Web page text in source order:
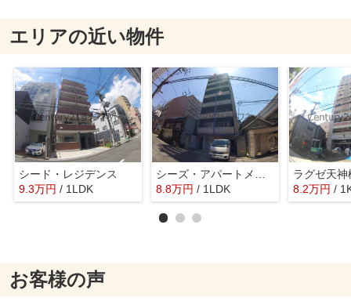
エリアの近い物件
シード・レジデンス
9.3万円 / 1LDK
8.8万円 / 1LDK
ラグゼ天神
8.2万円 /
お客様の声